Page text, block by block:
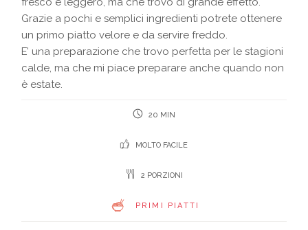
Grazie a pochi e semplici ingredienti potrete ottenere
un primo piatto velore e da servire freddo.
E’ una preparazione che trovo perfetta per le stagioni
calde, ma che mi piace preparare anche quando non
è estate.
20 MIN
MOLTO FACILE
2 PORZIONI
PRIMI PIATTI